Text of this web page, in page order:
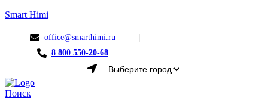
Smart Himi
8 800 550-20-68
office@smarthimi.ru
Menu
Поиск